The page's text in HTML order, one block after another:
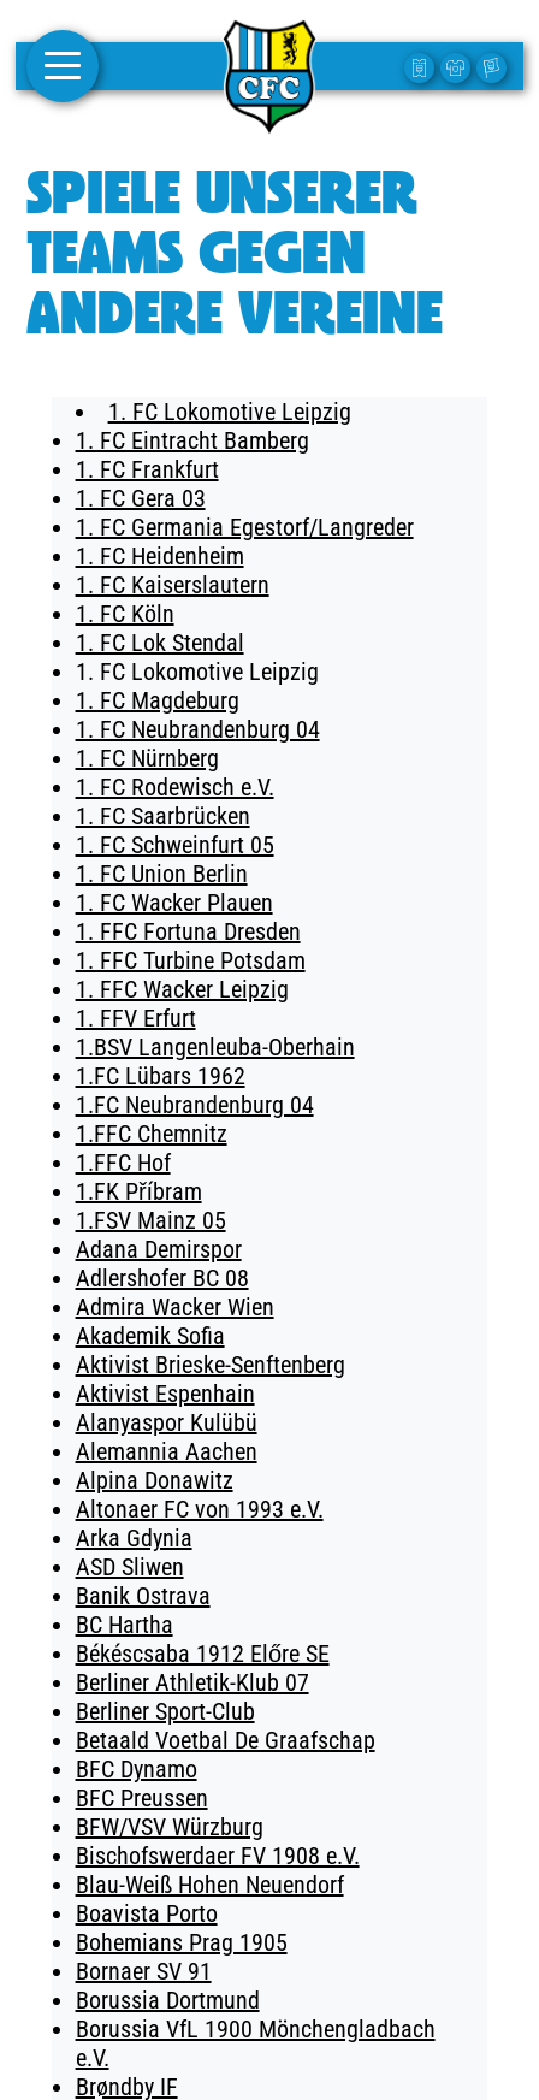
1. MANNSCHAFT
FRAUEN
CAMPUS
CLUBMITGLIEDSCHAFT
BUSINESS
SÜDKURVE
TICKETING
SPIELE UNSERER
TEAMS GEGEN
ANDERE VEREINE
1. FC Lokomotive Leipzig
1. FC Eintracht Bamberg
1. FC Frankfurt
1. FC Gera 03
1. FC Germania Egestorf/Langreder
1. FC Heidenheim
1. FC Kaiserslautern
1. FC Köln
1. FC Lok Stendal
1. FC Lokomotive Leipzig
1. FC Magdeburg
1. FC Neubrandenburg 04
1. FC Nürnberg
1. FC Rodewisch e.V.
1. FC Saarbrücken
1. FC Schweinfurt 05
1. FC Union Berlin
1. FC Wacker Plauen
1. FFC Fortuna Dresden
1. FFC Turbine Potsdam
1. FFC Wacker Leipzig
1. FFV Erfurt
1.BSV Langenleuba-Oberhain
1.FC Lübars 1962
1.FC Neubrandenburg 04
1.FFC Chemnitz
1.FFC Hof
1.FK Příbram
1.FSV Mainz 05
Adana Demirspor
Adlershofer BC 08
Admira Wacker Wien
Akademik Sofia
Aktivist Brieske-Senftenberg
Aktivist Espenhain
Alanyaspor Kulübü
Alemannia Aachen
Alpina Donawitz
Altonaer FC von 1993 e.V.
Arka Gdynia
ASD Sliwen
Banik Ostrava
BC Hartha
Békéscsaba 1912 Előre SE
Berliner Athletik-Klub 07
Berliner Sport-Club
Betaald Voetbal De Graafschap
BFC Dynamo
BFC Preussen
BFW/VSV Würzburg
Bischofswerdaer FV 1908 e.V.
Blau-Weiß Hohen Neuendorf
Boavista Porto
Bohemians Prag 1905
Bornaer SV 91
Borussia Dortmund
Borussia VfL 1900 Mönchengladbach
e.V.
Brøndby IF